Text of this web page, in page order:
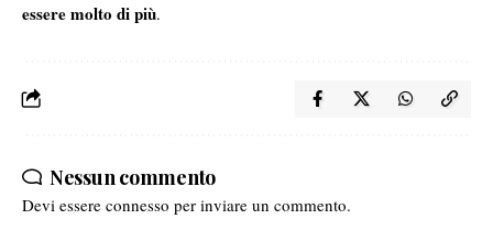
essere molto di più.
Nessun commento
Devi essere connesso per inviare un commento.